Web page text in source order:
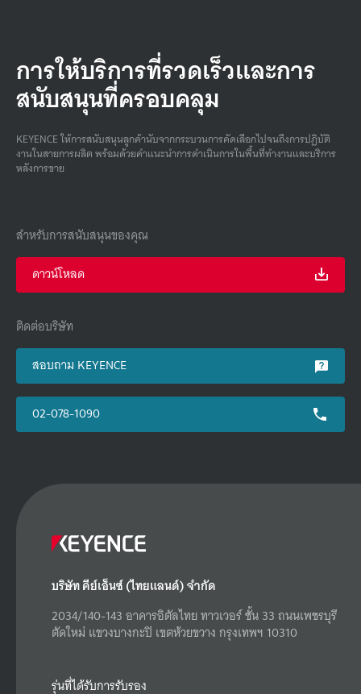
การให้บริการที่รวดเร็วและการ
สนับสนุนที่ครอบคลุม
KEYENCE ให้การสนับสนุนลูกค้านับจากกระบวนการคัดเลือกไปจนถึงการปฏิบัติ
งานในสายการผลิต พร้อมด้วยคําแนะนําการดําเนินการในพื้นที่ทํางานและบริการ
หลังการขาย
สำหรับการสนับสนุนของคุณ
ดาวน์โหลด
ติดต่อบริษัท
สอบถาม KEYENCE
02-078-1090
บริษัท คีย์เอ็นซ์ (ไทยแลนด์) จำกัด
2034/140-143 อาคารอิตัลไทย ทาวเวอร์ ชั้น 33 ถนนเพชรบุรี
ตัดใหม่ แขวงบางกะปิ เขตห้วยขวาง กรุงเทพฯ 10310
รุ่นที่ได้รับการรับรอง